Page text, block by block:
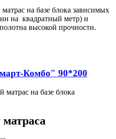
на базе блока зависимых
на квадратный метр) и
высокой прочности.
Комбо" 90*200
на базе блока